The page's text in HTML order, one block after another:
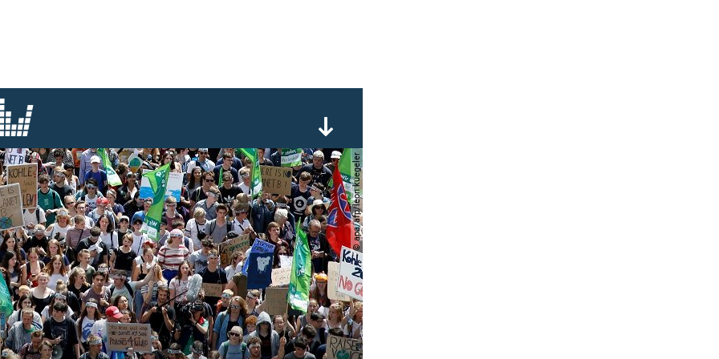
© apa/afp/leon kuegeler